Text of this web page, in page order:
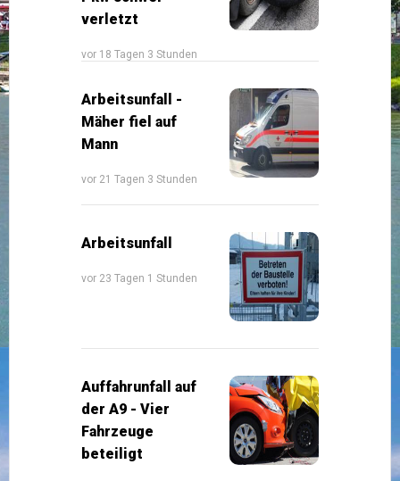
verletzt
vor 18 Tagen 3 Stunden
Arbeitsunfall -
Mäher fiel auf
Mann
vor 21 Tagen 3 Stunden
Arbeitsunfall
vor 23 Tagen 1 Stunden
Auffahrunfall auf
der A9 - Vier
Fahrzeuge
beteiligt